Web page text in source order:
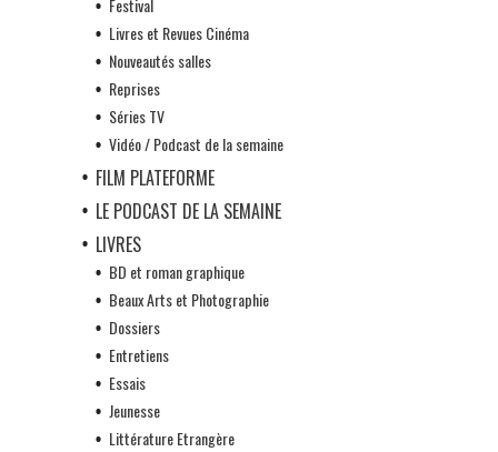
Festival
Livres et Revues Cinéma
Nouveautés salles
Reprises
Séries TV
Vidéo / Podcast de la semaine
FILM PLATEFORME
LE PODCAST DE LA SEMAINE
LIVRES
BD et roman graphique
Beaux Arts et Photographie
Dossiers
Entretiens
Essais
Jeunesse
Littérature Etrangère